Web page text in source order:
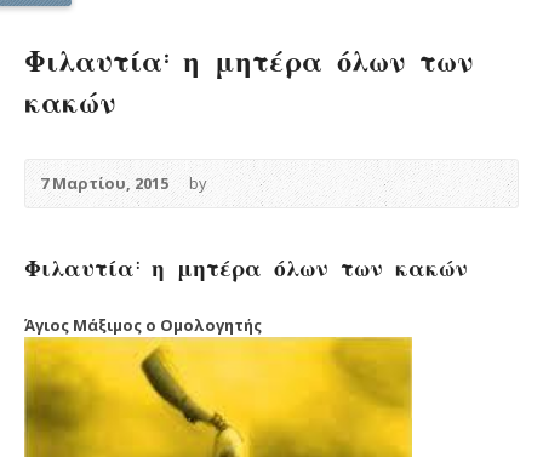
Φιλαυτία: η μητέρα όλων των
κακών
7 Μαρτίου, 2015 by
Φιλαυτία: η μητέρα όλων των κακών
Άγιος Μάξιμος ο Ομολογητής